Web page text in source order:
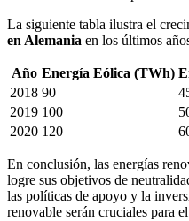
La siguiente tabla ilustra el
en Alemania en los últimos
Año Energía Eólica (TWh)
2018 90
2019 100
2020 120
En conclusión, las energías
logre sus objetivos de
las políticas de apoyo y la
renovable serán cruciales para